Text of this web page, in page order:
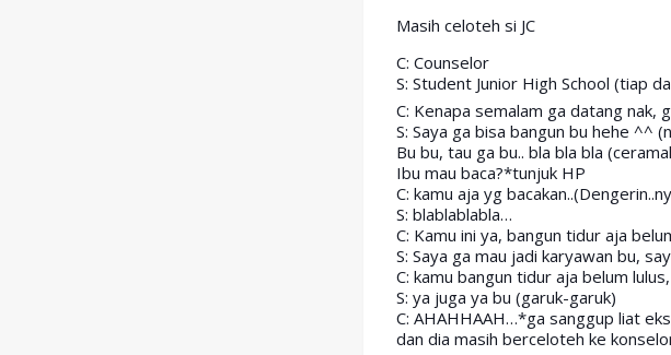
Masih celoteh si JC
C: Counselor
S: Student Junior High School (tiap
C: Kenapa semalam ga datang nak,
S: Saya ga bisa bangun bu hehe ^^
Bu bu, tau ga bu.. bla bla bla
Ibu mau baca?*tunjuk HP
C: kamu aja yg
S: blablablabla…
C: Kamu ini ya, bangun tidur aja
S: Saya ga mau jadi karyawan bu,
C: kamu bangun tidur aja belum
S: ya juga ya bu (garuk-garuk)
C: AHAHHAAH…*ga sanggup liat
dan dia masih berceloteh ke